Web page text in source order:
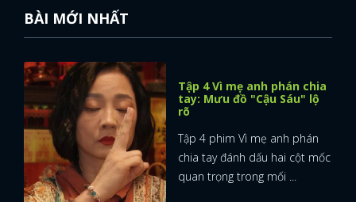
BÀI MỚI NHẤT
Tập 4 Vì mẹ anh phán chia
tay: Mưu đồ "Cậu Sáu" lộ
rõ
Tập 4 phim Vì mẹ anh phán
chia tay đánh dấu hai cột mốc
quan trọng trong mối ...